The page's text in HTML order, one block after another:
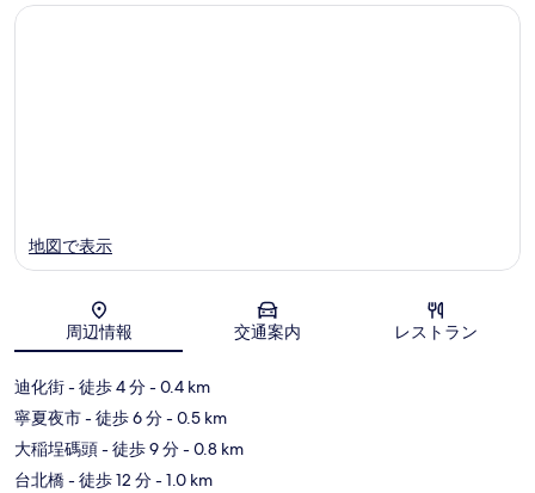
北
地図
地図で表示
周辺情報 交通案内 レストラン
迪化街- 徒歩 4 分- 0.4 km
寧夏夜市- 徒歩 6 分- 0.5 km
大稲埕碼頭- 徒歩 9 分- 0.8 km
台北橋- 徒歩 12 分- 1.0 km